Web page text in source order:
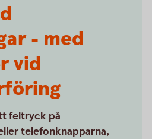
- med
vid
feltryck på
telefonknapparna,